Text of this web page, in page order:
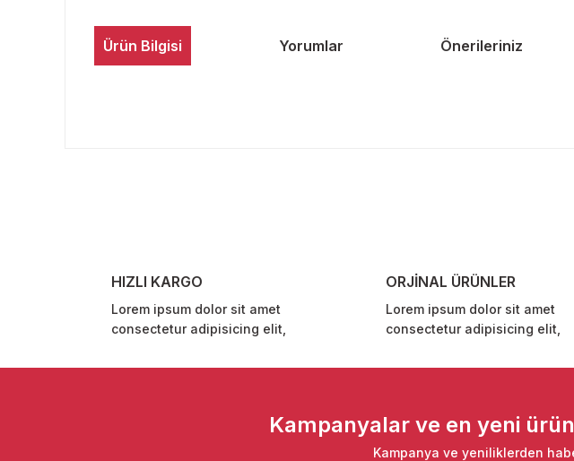
Ürün Bilgisi Yorumlar Önerileriniz
Bu ürüne benzer farklı alternatifler olmalı.
HIZLI KARGO
Lorem ipsum dolor sit amet
consectetur adipisicing elit,
ORJİNAL ÜRÜNLER
Lorem ipsum dolor sit amet
consectetur adipisicing elit,
Kampanyalar ve en yeni
Kampanya ve yeniliklerden